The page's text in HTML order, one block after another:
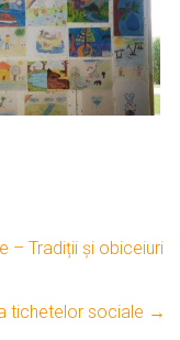
– Tradiții și obiceiuri
tichetelor sociale →